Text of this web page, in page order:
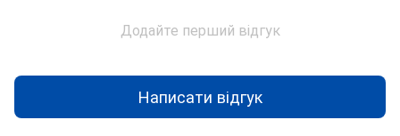
Додайте перший відгук
Написати відгук